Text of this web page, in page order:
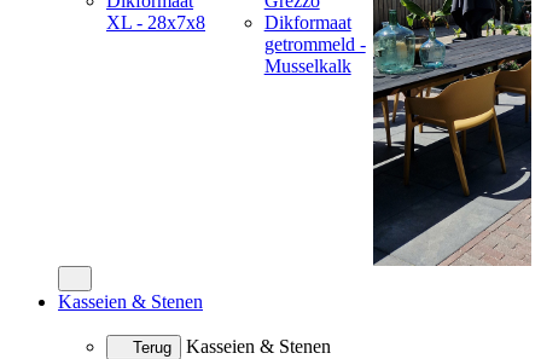
XL - 28x7x8
Dikformaat
getrommeld -
Musselkalk
Kasseien & Stenen
Terug
Kasseien & Stenen